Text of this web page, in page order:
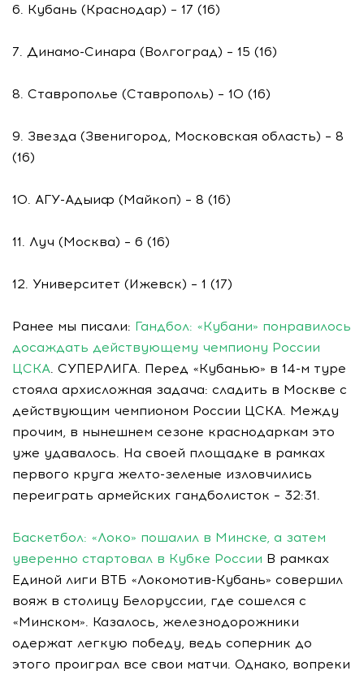
6. Кубань (Краснодар) – 17 (16)
7. Динамо-Синара (Волгоград) – 15 (16)
8. Ставрополье (Ставрополь) – 10 (16)
9. Звезда (Звенигород, Московская область) – 8
(16)
10. АГУ-Адыиф (Майкоп) – 8 (16)
11. Луч (Москва) – 6 (16)
12. Университет (Ижевск) – 1 (17)
Ранее мы писали: Гандбол: «Кубани» понравилось
досаждать действующему чемпиону России
ЦСКА . СУПЕРЛИГА. Перед «Кубанью» в 14-м туре
стояла архисложная задача: сладить в Москве с
действующим чемпионом России ЦСКА. Между
прочим, в нынешнем сезоне краснодаркам это
уже удавалось. На своей площадке в рамках
первого круга желто-зеленые изловчились
переиграть армейских гандболисток – 32:31.
Баскетбол: «Локо» пошалил в Минске, а затем
уверенно стартовал в Кубке России В рамках
Единой лиги ВТБ «Локомотив-Кубань» совершил
вояж в столицу Белоруссии, где сошелся с
«Минском». Казалось, железнодорожники
одержат легкую победу, ведь соперник до
этого проиграл все свои матчи. Однако, вопреки